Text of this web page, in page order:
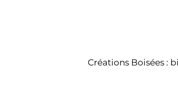
Créations Boisées :